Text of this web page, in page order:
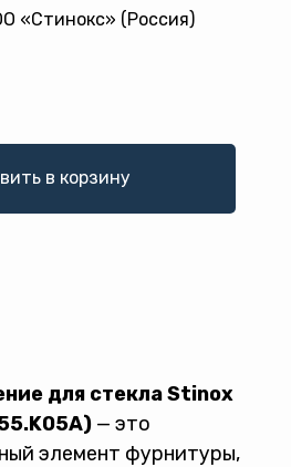
«Стинокс» (Россия)
в корзину
для стекла Stinox
— это
элемент фурнитуры,